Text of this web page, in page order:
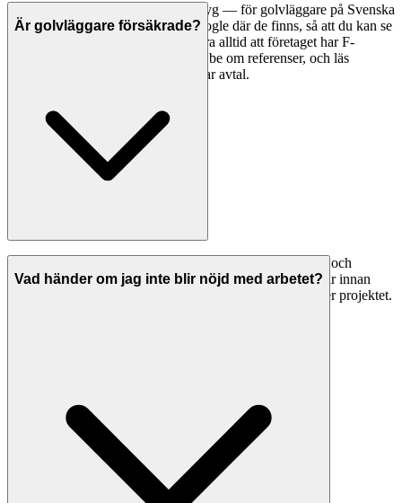
Ett bra första steg är att jämföra betyg — för golvläggare på Svenska
Hantverkare visar vi betyg från Google där de finns, så att du kan se
vad andra kunder tycker. Kontrollera alltid att företaget har F-
skattesedel och giltiga försäkringar, be om referenser, och läs
omdömen noggrant innan du tecknar avtal.
Är golvläggare försäkrade?
Seriösa golvläggare i Skövde har både ansvarsförsäkring och
allriskförsäkring. Be alltid om bevis på giltiga försäkringar innan
arbetet påbörjas. Detta skyddar dig om något går fel under projektet.
Vad händer om jag inte blir nöjd med arbetet?